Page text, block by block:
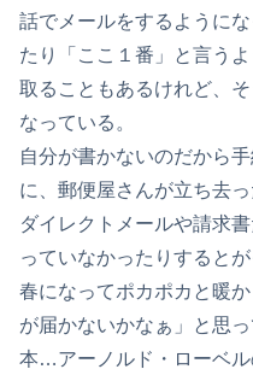
話でメールをするように
たり「ここ１番」と言う
取ることもあるけれど、
なっている。
自分が書かないのだから
に、郵便屋さんが立ち去
ダイレクトメールや請求
っていなかったりするとが
春になってポカポカと暖
が届かないかなぁ」と思
本…アーノルド・ローベル